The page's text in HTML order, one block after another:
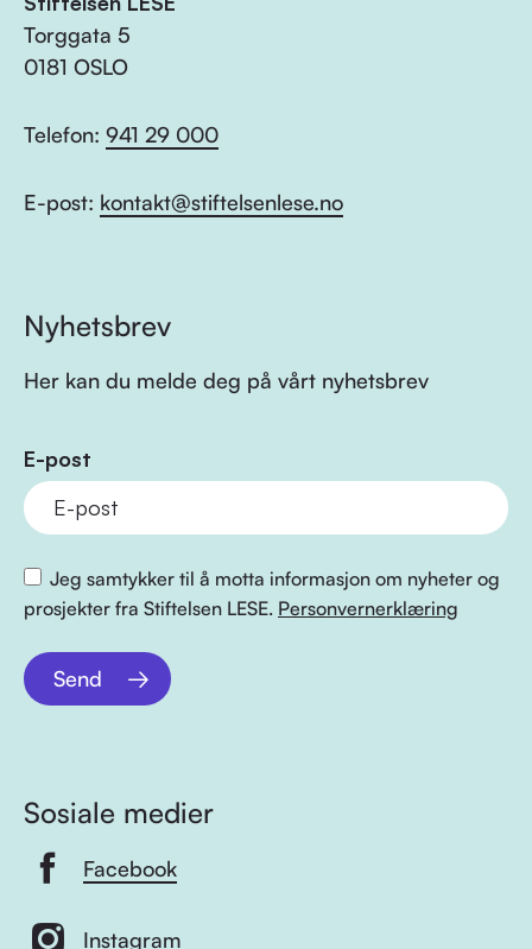
Torggata 5
0181 OSLO
Telefon: 941 29 000
E-post: kontakt@stiftelsenlese.no
Nyhetsbrev
Her kan du melde deg på vårt nyhetsbrev
E-post
Jeg samtykker til å motta informasjon om nyheter og
prosjekter fra Stiftelsen LESE. Personvernerklæring
Send
Sosiale medier
Facebook
Instagram